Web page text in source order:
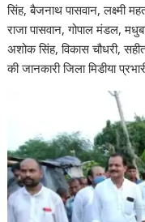
सिंह, बैजनाथ पासवान, लक्ष्मी
राजा पासवान, गोपाल मंडल,
अशोक सिंह, विकास चौधरी,
की जानकारी जिला मिडीया